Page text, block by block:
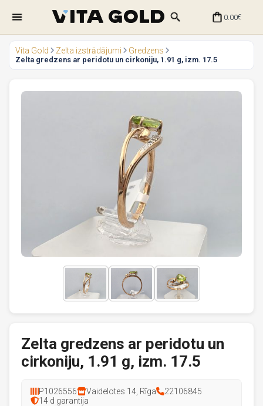
0.00€
Vita Gold Zelta izstrādājumi Gredzens
Zelta gredzens ar peridotu un cirkoniju, 1.91 g, izm. 17.5
Zelta gredzens ar peridotu un
cirkoniju, 1.91 g, izm. 17.5
P1026556 Vaidelotes 14, Rīga
22106845
14 d garantija